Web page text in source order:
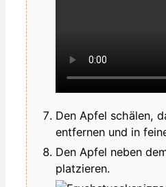
Den Apfel schälen,
entfernen und in
Den Apfel neben
platzieren.